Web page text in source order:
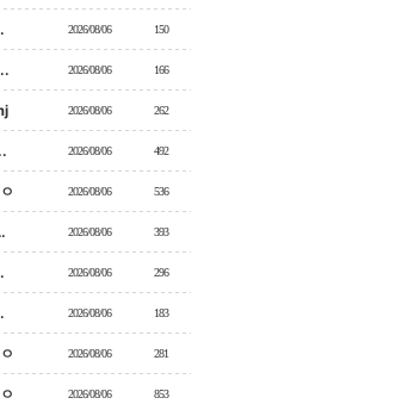
2026/08/06 150
2026/08/06 166
2026/08/06 262
2026/08/06 492
2026/08/06 536
2026/08/06 393
2026/08/06 296
2026/08/06 183
2026/08/06 281
2026/08/06 853